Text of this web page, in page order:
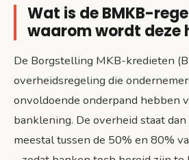
Wat is de BMKB-
waarom wordt deze
De Borgstelling MKB-kredieten
overheidsregeling die
onvoldoende onderpand hebben
banklening. De overheid staat
meestal tussen de 50% en 80%